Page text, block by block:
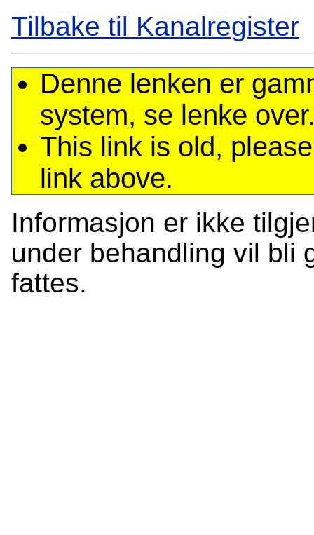
Tilbake til Kanalregister
Denne lenken er
system, se lenke
This link is old,
link above.
Informasjon er ikke
under behandling vil bli
fattes.